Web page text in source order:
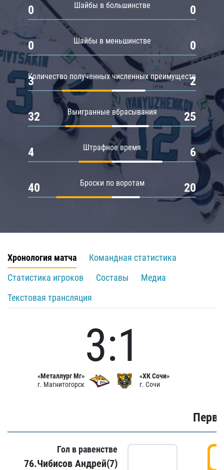
Шайбы в большинстве
0 0
Шайбы в меньшинстве
0 0
Количество полученных численных преимуществ
3 2
Выигранные вбрасывания
32 25
Штрафное время
4 6
Броски по воротам
40 20
Хронология матча
Командная статистика
Статистика игроков
Составы
Медиа
Текстовая трансляция
«Металлург Мг»
г. Магнитогорск
3:1
«ХК Сочи»
г. Сочи
Гол в равенстве
76.Чибисов Андрей(7)